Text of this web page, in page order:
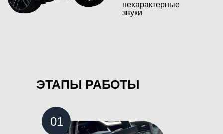
нехарактерные
звуки
ЭТАПЫ РАБОТЫ
01